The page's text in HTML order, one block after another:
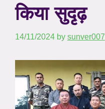
किया सुदृढ़
14/11/2024 by sunver007